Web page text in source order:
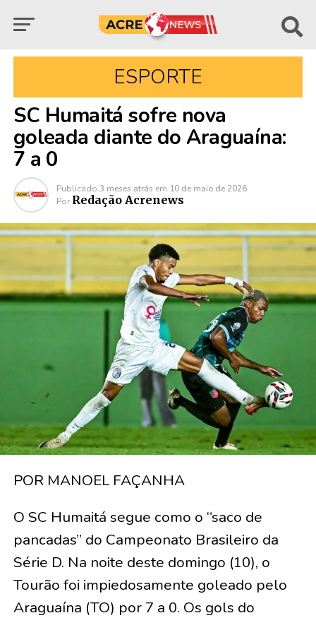
ESPORTE
SC Humaitá sofre nova
goleada diante do Araguaína:
7 a 0
Publicado 3 meses atrás em 10 de maio de 2026
Por Redação Acrenews
POR MANOEL FAÇANHA
O SC Humaitá segue como o “saco de
pancadas” do Campeonato Brasileiro da
Série D. Na noite deste domingo (10), o
Tourão foi impiedosamente goleado pelo
Araguaína (TO) por 7 a 0. Os gols do